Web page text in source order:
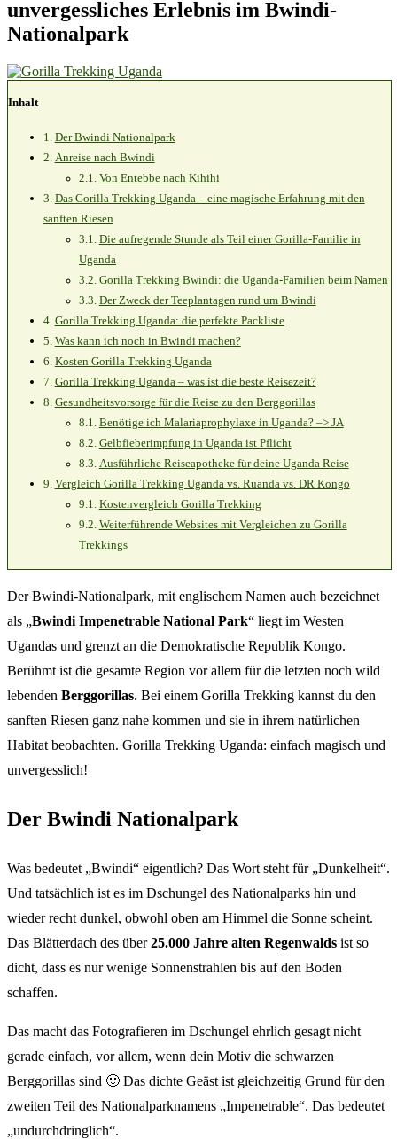
unvergessliches Erlebnis im Bwindi-
Nationalpark
Inhalt
Der Bwindi Nationalpark
Anreise nach Bwindi
Von Entebbe nach Kihihi
Das Gorilla Trekking Uganda – eine magische Erfahrung mit den
sanften Riesen
Die aufregende Stunde als Teil einer Gorilla-Familie in
Uganda
Gorilla Trekking Bwindi: die Uganda-Familien beim Namen
Der Zweck der Teeplantagen rund um Bwindi
Gorilla Trekking Uganda: die perfekte Packliste
Was kann ich noch in Bwindi machen?
Kosten Gorilla Trekking Uganda
Gorilla Trekking Uganda – was ist die beste Reisezeit?
Gesundheitsvorsorge für die Reise zu den Berggorillas
Benötige ich Malariaprophylaxe in Uganda? –> JA
Gelbfieberimpfung in Uganda ist Pflicht
Ausführliche Reiseapotheke für deine Uganda Reise
Vergleich Gorilla Trekking Uganda vs. Ruanda vs. DR Kongo
Kostenvergleich Gorilla Trekking
Weiterführende Websites mit Vergleichen zu Gorilla
Trekkings
Der Bwindi-Nationalpark, mit englischem Namen auch bezeichnet
als „Bwindi Impenetrable National Park“ liegt im Westen
Ugandas und grenzt an die Demokratische Republik Kongo.
Berühmt ist die gesamte Region vor allem für die letzten noch wild
lebenden Berggorillas. Bei einem Gorilla Trekking kannst du den
sanften Riesen ganz nahe kommen und sie in ihrem natürlichen
Habitat beobachten. Gorilla Trekking Uganda: einfach magisch und
unvergesslich!
Der Bwindi Nationalpark
Was bedeutet „Bwindi“ eigentlich? Das Wort steht für „Dunkelheit“.
Und tatsächlich ist es im Dschungel des Nationalparks hin und
wieder recht dunkel, obwohl oben am Himmel die Sonne scheint.
Das Blätterdach des über25.000 Jahre alten Regenwalds ist so
dicht, dass es nur wenige Sonnenstrahlen bis auf den Boden
schaffen.
Das macht das Fotografieren im Dschungel ehrlich gesagt nicht
gerade einfach, vor allem, wenn dein Motiv die schwarzen
Berggorillas sind 🙂 Das dichte Geäst ist gleichzeitig Grund für den
zweiten Teil des Nationalparknamens „Impenetrable“. Das bedeutet
„undurchdringlich“.